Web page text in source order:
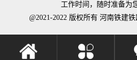
工作时间，随时准备为
@2021-2022 版权所有 河南铁建